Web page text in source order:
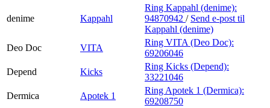
denime Kappahl
Ring Kappahl (denime):
94870942 / Send e-post til
Kappahl (denime)
Deo Doc
VITA
Ring VITA (Deo Doc):
69206046
Depend
Kicks
Ring Kicks (Depend):
33221046
Dermica
Apotek 1
Ring Apotek 1 (Dermica):
69208750